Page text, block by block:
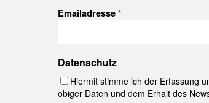
Emailadresse*
Datenschutz
Hiermit stimme ich der Erfassung
obiger Daten und dem Erhalt des